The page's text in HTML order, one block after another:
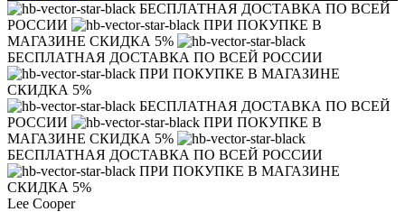
БЕСПЛАТНАЯ ДОСТАВКА ПО ВСЕЙ
РОССИИ
ПРИ ПОКУПКЕ В
МАГАЗИНЕ СКИДКА 5%
БЕСПЛАТНАЯ ДОСТАВКА ПО ВСЕЙ РОССИИ
ПРИ ПОКУПКЕ В МАГАЗИНЕ
СКИДКА 5%
БЕСПЛАТНАЯ ДОСТАВКА ПО ВСЕЙ
РОССИИ
ПРИ ПОКУПКЕ В
МАГАЗИНЕ СКИДКА 5%
БЕСПЛАТНАЯ ДОСТАВКА ПО ВСЕЙ РОССИИ
ПРИ ПОКУПКЕ В МАГАЗИНЕ
СКИДКА 5%
Lee Cooper